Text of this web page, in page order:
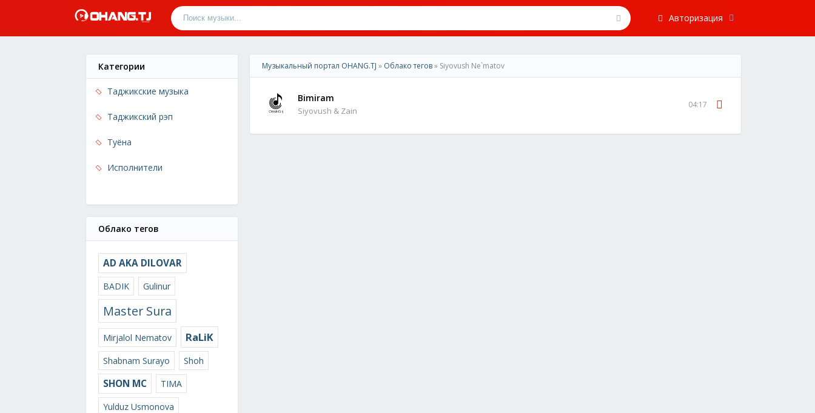
Авторизация
Категории
Таджикские музыка
Таджикский рэп
Туёна
Исполнители
Облако тегов
AD AKA DILOVAR
BADIK Gulinur
Master Sura
Mirjalol Nematov RaLiK
Shabnam Surayo Shoh
SHON MC
TIMA
Yulduz Usmonova
Музыкальный портал OHANG.TJ » Облако тегов» Siyovush Ne`matov
Bimiram
Siyovush & Zain
04:17